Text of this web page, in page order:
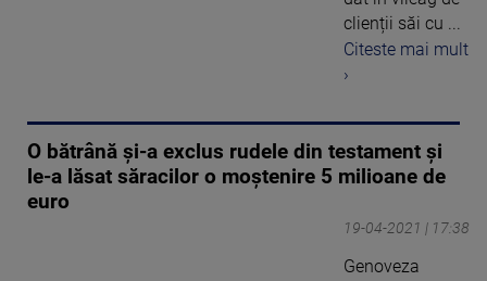
clienții săi cu ...
Citeste mai mult
›
O bătrână și-a exclus rudele din testament și
le-a lăsat săracilor o moștenire 5 milioane de
euro
19-04-2021 | 17:38
Genoveza